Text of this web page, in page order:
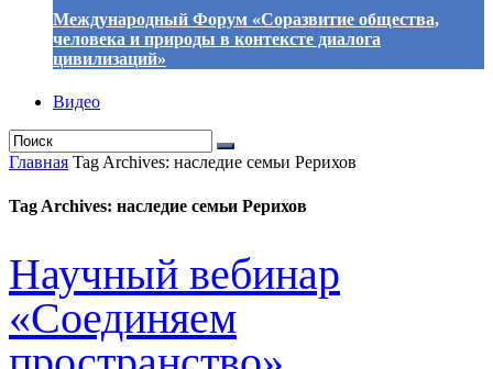
Международный Форум «Соразвитие общества,
человека и природы в контексте диалога
цивилизаций»
Видео
Главная Tag Archives: наследие семьи Рерихов
Tag Archives: наследие семьи Рерихов
Научный вебинар
«Соединяем